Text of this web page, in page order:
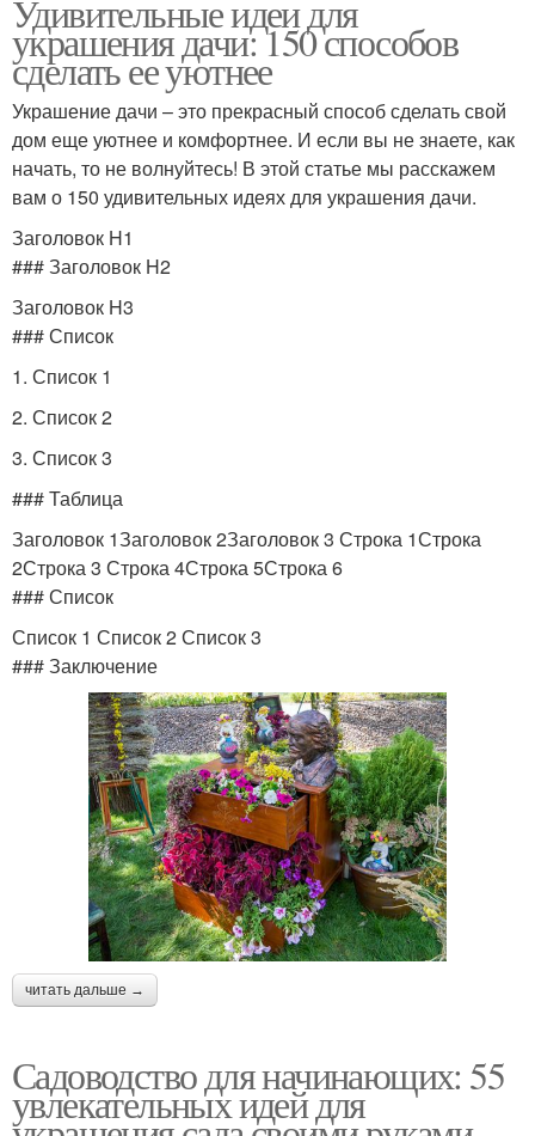
Удивительные идеи для
украшения дачи: 150 способов
сделать ее уютнее
Украшение дачи – это прекрасный способ сделать свой
дом еще уютнее и комфортнее. И если вы не знаете, как
начать, то не волнуйтесь! В этой статье мы расскажем
вам о 150 удивительных идеях для украшения дачи.
Заголовок H1
### Заголовок H2
Заголовок H3
### Список
1. Список 1
2. Список 2
3. Список 3
### Таблица
Заголовок 1Заголовок 2Заголовок 3 Строка 1Строка
2Строка 3 Строка 4Строка 5Строка 6
### Список
Список 1 Список 2 Список 3
### Заключение
читать дальше →
Садоводство для начинающих: 55
увлекательных идей для